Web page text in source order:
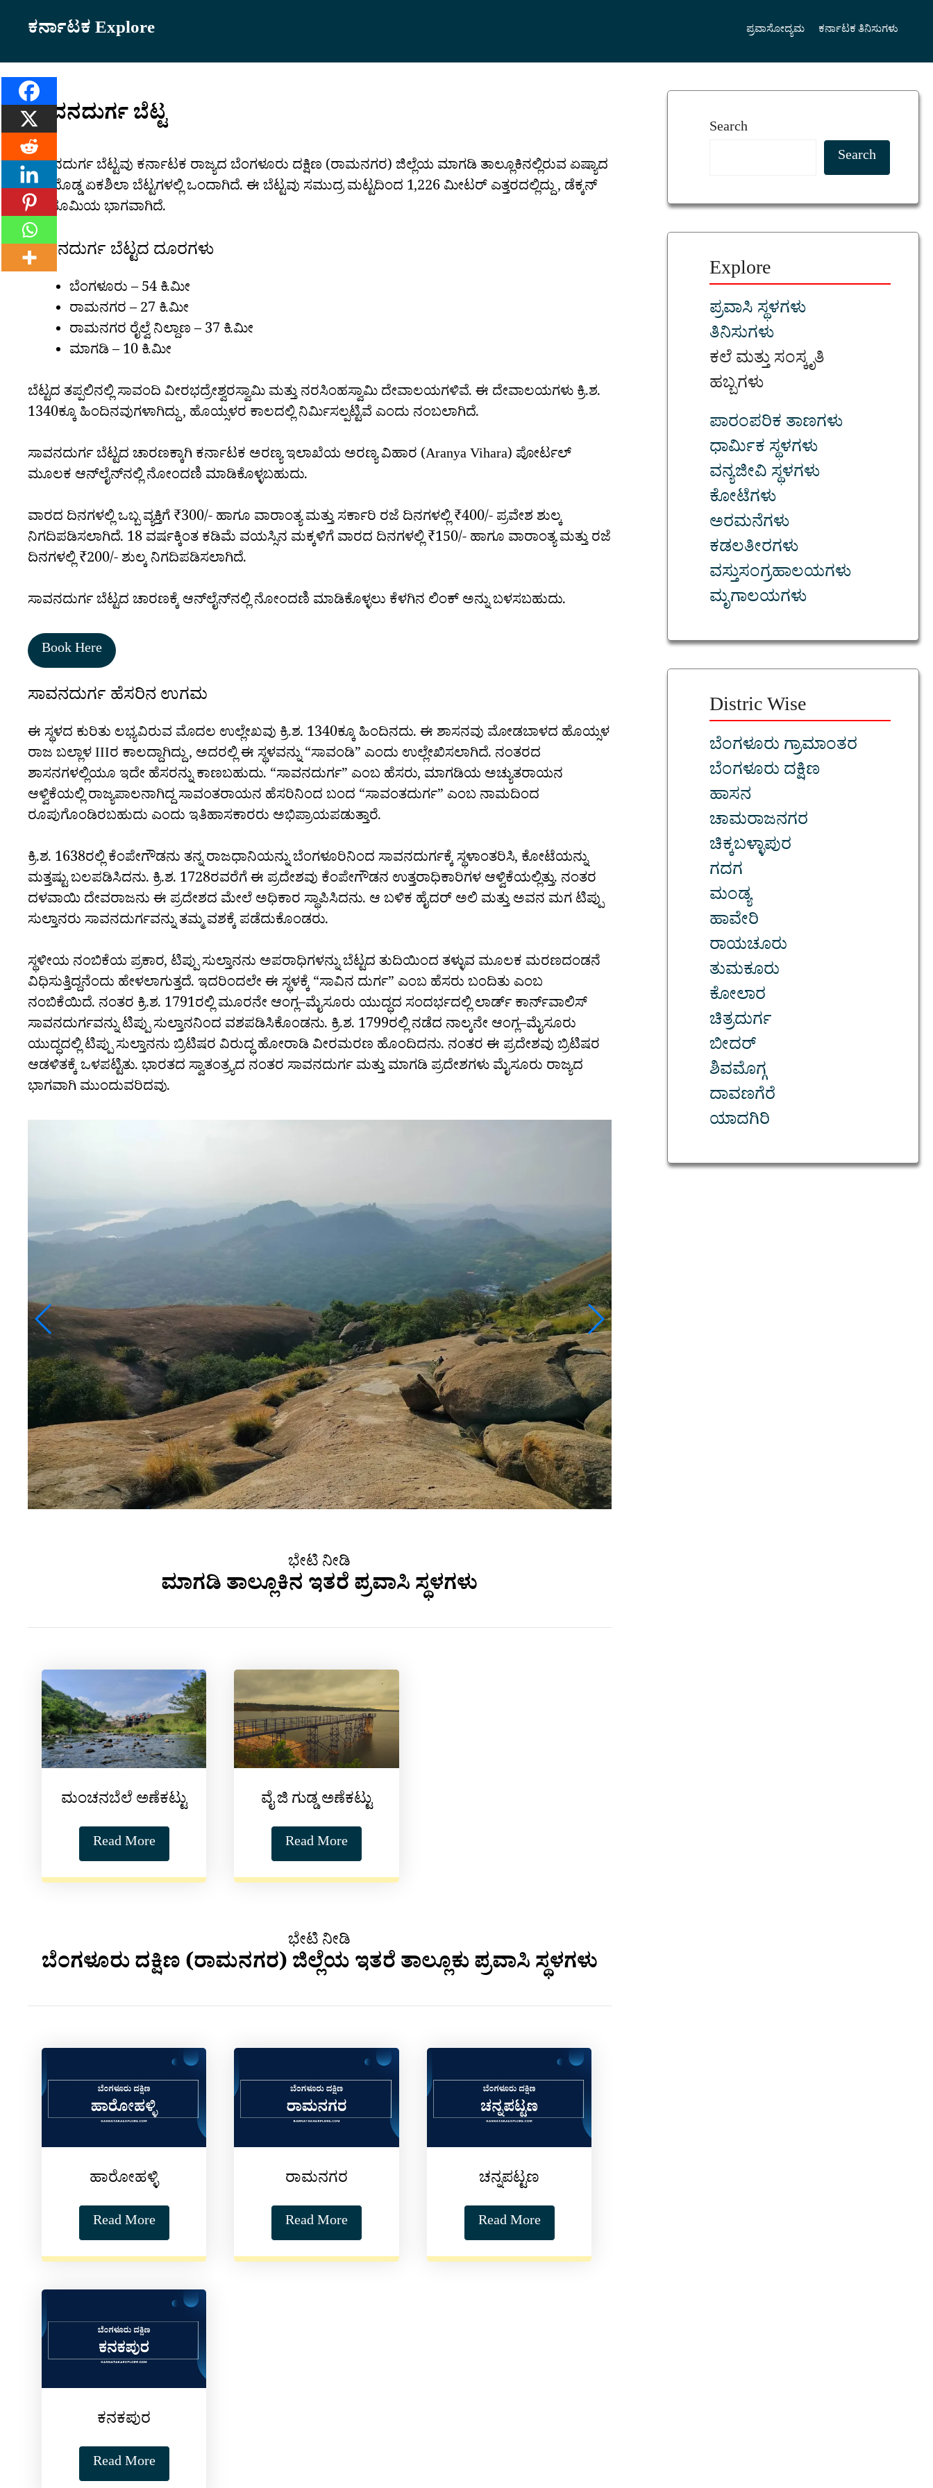
ಕರ್ನಾಟಕ Explore ಪ್ರವಾಸೋದ್ಯಮ ಕರ್ನಾಟಕ ತಿನಿಸುಗಳು
ಸಾವನದುರ್ಗ ಬೆಟ್ಟ
ಸಾವನದುರ್ಗ ಬೆಟ್ಟವು ಕರ್ನಾಟಕ ರಾಜ್ಯದ ಬೆಂಗಳೂರು ದಕ್ಷಿಣ (ರಾಮನಗರ) ಜಿಲ್ಲೆಯ ಮಾಗಡಿ ತಾಲ್ಲೂಕಿನಲ್ಲಿರುವ ಏಷ್ಯಾದ
ಅತಿ ದೊಡ್ಡ ಏಕಶಿಲಾ ಬೆಟ್ಟಗಳಲ್ಲಿ ಒಂದಾಗಿದೆ. ಈ ಬೆಟ್ಟವು ಸಮುದ್ರ ಮಟ್ಟದಿಂದ 1,226 ಮೀಟರ್ ಎತ್ತರದಲ್ಲಿದ್ದು, ಡೆಕ್ಕನ್
ಪ್ರಸ್ಥಭೂಮಿಯ ಭಾಗವಾಗಿದೆ.
ಸಾವನದುರ್ಗ ಬೆಟ್ಟದ ದೂರಗಳು
ಬೆಂಗಳೂರು – 54 ಕಿ.ಮೀ
ರಾಮನಗರ – 27 ಕಿ.ಮೀ
ರಾಮನಗರ ರೈಲ್ವೆ ನಿಲ್ದಾಣ – 37 ಕಿ.ಮೀ
ಮಾಗಡಿ – 10 ಕಿ.ಮೀ
ಬೆಟ್ಟದ ತಪ್ಪಲಿನಲ್ಲಿ ಸಾವಂದಿ ವೀರಭದ್ರೇಶ್ವರಸ್ವಾಮಿ ಮತ್ತು ನರಸಿಂಹಸ್ವಾಮಿ ದೇವಾಲಯಗಳಿವೆ. ಈ ದೇವಾಲಯಗಳು ಕ್ರಿ.ಶ.
1340ಕ್ಕೂ ಹಿಂದಿನವುಗಳಾಗಿದ್ದು, ಹೊಯ್ಸಳರ ಕಾಲದಲ್ಲಿ ನಿರ್ಮಿಸಲ್ಪಟ್ಟಿವೆ ಎಂದು ನಂಬಲಾಗಿದೆ.
ಸಾವನದುರ್ಗ ಬೆಟ್ಟದ ಚಾರಣಕ್ಕಾಗಿ ಕರ್ನಾಟಕ ಅರಣ್ಯ ಇಲಾಖೆಯ ಅರಣ್ಯ ವಿಹಾರ (Aranya Vihara) ಪೋರ್ಟಲ್
ಮೂಲಕ ಆನ್‌ಲೈನ್‌ನಲ್ಲಿ ನೋಂದಣಿ ಮಾಡಿಕೊಳ್ಳಬಹುದು.
ವಾರದ ದಿನಗಳಲ್ಲಿ ಒಬ್ಬ ವ್ಯಕ್ತಿಗೆ ₹300/- ಹಾಗೂ ವಾರಾಂತ್ಯ ಮತ್ತು ಸರ್ಕಾರಿ ರಜೆ ದಿನಗಳಲ್ಲಿ ₹400/- ಪ್ರವೇಶ ಶುಲ್ಕ
ನಿಗದಿಪಡಿಸಲಾಗಿದೆ. 18 ವರ್ಷಕ್ಕಿಂತ ಕಡಿಮೆ ವಯಸ್ಸಿನ ಮಕ್ಕಳಿಗೆ ವಾರದ ದಿನಗಳಲ್ಲಿ ₹150/- ಹಾಗೂ ವಾರಾಂತ್ಯ ಮತ್ತು ರಜೆ
ದಿನಗಳಲ್ಲಿ ₹200/- ಶುಲ್ಕ ನಿಗದಿಪಡಿಸಲಾಗಿದೆ.
ಸಾವನದುರ್ಗ ಬೆಟ್ಟದ ಚಾರಣಕ್ಕೆ ಆನ್‌ಲೈನ್‌ನಲ್ಲಿ ನೋಂದಣಿ ಮಾಡಿಕೊಳ್ಳಲು ಕೆಳಗಿನ ಲಿಂಕ್ ಅನ್ನು ಬಳಸಬಹುದು.
Book Here
ಸಾವನದುರ್ಗ ಹೆಸರಿನ ಉಗಮ
ಈ ಸ್ಥಳದ ಕುರಿತು ಲಭ್ಯವಿರುವ ಮೊದಲ ಉಲ್ಲೇಖವು ಕ್ರಿ.ಶ. 1340ಕ್ಕೂ ಹಿಂದಿನದು. ಈ ಶಾಸನವು ಮೋಡಬಾಳದ ಹೊಯ್ಸಳ
ರಾಜ ಬಲ್ಲಾಳ IIIರ ಕಾಲದ್ದಾಗಿದ್ದು, ಅದರಲ್ಲಿ ಈ ಸ್ಥಳವನ್ನು “ಸಾವಂಡಿ” ಎಂದು ಉಲ್ಲೇಖಿಸಲಾಗಿದೆ. ನಂತರದ
ಶಾಸನಗಳಲ್ಲಿಯೂ ಇದೇ ಹೆಸರನ್ನು ಕಾಣಬಹುದು. “ಸಾವನದುರ್ಗ” ಎಂಬ ಹೆಸರು, ಮಾಗಡಿಯ ಅಚ್ಯುತರಾಯನ
ಆಳ್ವಿಕೆಯಲ್ಲಿ ರಾಜ್ಯಪಾಲನಾಗಿದ್ದ ಸಾವಂತರಾಯನ ಹೆಸರಿನಿಂದ ಬಂದ “ಸಾವಂತದುರ್ಗ” ಎಂಬ ನಾಮದಿಂದ
ರೂಪುಗೊಂಡಿರಬಹುದು ಎಂದು ಇತಿಹಾಸಕಾರರು ಅಭಿಪ್ರಾಯಪಡುತ್ತಾರೆ.
ಕ್ರಿ.ಶ. 1638ರಲ್ಲಿ ಕೆಂಪೇಗೌಡನು ತನ್ನ ರಾಜಧಾನಿಯನ್ನು ಬೆಂಗಳೂರಿನಿಂದ ಸಾವನದುರ್ಗಕ್ಕೆ ಸ್ಥಳಾಂತರಿಸಿ, ಕೋಟೆಯನ್ನು
ಮತ್ತಷ್ಟು ಬಲಪಡಿಸಿದನು. ಕ್ರಿ.ಶ. 1728ರವರೆಗೆ ಈ ಪ್ರದೇಶವು ಕೆಂಪೇಗೌಡನ ಉತ್ತರಾಧಿಕಾರಿಗಳ ಆಳ್ವಿಕೆಯಲ್ಲಿತ್ತು. ನಂತರ
ದಳವಾಯಿ ದೇವರಾಜನು ಈ ಪ್ರದೇಶದ ಮೇಲೆ ಅಧಿಕಾರ ಸ್ಥಾಪಿಸಿದನು. ಆ ಬಳಿಕ ಹೈದರ್ ಅಲಿ ಮತ್ತು ಅವನ ಮಗ ಟಿಪ್ಪು
ಸುಲ್ತಾನರು ಸಾವನದುರ್ಗವನ್ನು ತಮ್ಮ ವಶಕ್ಕೆ ಪಡೆದುಕೊಂಡರು.
ಸ್ಥಳೀಯ ನಂಬಿಕೆಯ ಪ್ರಕಾರ, ಟಿಪ್ಪು ಸುಲ್ತಾನನು ಅಪರಾಧಿಗಳನ್ನು ಬೆಟ್ಟದ ತುದಿಯಿಂದ ತಳ್ಳುವ ಮೂಲಕ ಮರಣದಂಡನೆ
ವಿಧಿಸುತ್ತಿದ್ದನೆಂದು ಹೇಳಲಾಗುತ್ತದೆ. ಇದರಿಂದಲೇ ಈ ಸ್ಥಳಕ್ಕೆ “ಸಾವಿನ ದುರ್ಗ” ಎಂಬ ಹೆಸರು ಬಂದಿತು ಎಂಬ
ನಂಬಿಕೆಯಿದೆ. ನಂತರ ಕ್ರಿ.ಶ. 1791ರಲ್ಲಿ ಮೂರನೇ ಆಂಗ್ಲ–ಮೈಸೂರು ಯುದ್ಧದ ಸಂದರ್ಭದಲ್ಲಿ ಲಾರ್ಡ್ ಕಾರ್ನ್‌ವಾಲಿಸ್
ಸಾವನದುರ್ಗವನ್ನು ಟಿಪ್ಪು ಸುಲ್ತಾನನಿಂದ ವಶಪಡಿಸಿಕೊಂಡನು. ಕ್ರಿ.ಶ. 1799ರಲ್ಲಿ ನಡೆದ ನಾಲ್ಕನೇ ಆಂಗ್ಲ–ಮೈಸೂರು
ಯುದ್ಧದಲ್ಲಿ ಟಿಪ್ಪು ಸುಲ್ತಾನನು ಬ್ರಿಟಿಷರ ವಿರುದ್ಧ ಹೋರಾಡಿ ವೀರಮರಣ ಹೊಂದಿದನು. ನಂತರ ಈ ಪ್ರದೇಶವು ಬ್ರಿಟಿಷರ
ಆಡಳಿತಕ್ಕೆ ಒಳಪಟ್ಟಿತು. ಭಾರತದ ಸ್ವಾತಂತ್ರ್ಯದ ನಂತರ ಸಾವನದುರ್ಗ ಮತ್ತು ಮಾಗಡಿ ಪ್ರದೇಶಗಳು ಮೈಸೂರು ರಾಜ್ಯದ
ಭಾಗವಾಗಿ ಮುಂದುವರಿದವು.
ಭೇಟಿ ನೀಡಿ
ಮಾಗಡಿ ತಾಲ್ಲೂಕಿನ ಇತರೆ ಪ್ರವಾಸಿ ಸ್ಥಳಗಳು
ಮಂಚನಬೆಲೆ ಅಣೆಕಟ್ಟು
Read More
ವೈ ಜಿ ಗುಡ್ಡ ಅಣೆಕಟ್ಟು
Read More
ಭೇಟಿ ನೀಡಿ
ಬೆಂಗಳೂರು ದಕ್ಷಿಣ (ರಾಮನಗರ) ಜಿಲ್ಲೆಯ ಇತರೆ ತಾಲ್ಲೂಕು ಪ್ರವಾಸಿ ಸ್ಥಳಗಳು
ಹಾರೋಹಳ್ಳಿ
Read More
ರಾಮನಗರ
Read More
ಚನ್ನಪಟ್ಟಣ
Read More
ಕನಕಪುರ
Read More
Search
Search
Explore
ಪ್ರವಾಸಿ ಸ್ಥಳಗಳು
ತಿನಿಸುಗಳು
ಕಲೆ ಮತ್ತು ಸಂಸ್ಕೃತಿ
ಹಬ್ಬಗಳು
ಪಾರಂಪರಿಕ ತಾಣಗಳು
ಧಾರ್ಮಿಕ ಸ್ಥಳಗಳು
ವನ್ಯಜೀವಿ ಸ್ಥಳಗಳು
ಕೋಟೆಗಳು
ಅರಮನೆಗಳು
ಕಡಲತೀರಗಳು
ವಸ್ತುಸಂಗ್ರಹಾಲಯಗಳು
ಮೃಗಾಲಯಗಳು
Distric Wise
ಬೆಂಗಳೂರು ಗ್ರಾಮಾಂತರ
ಬೆಂಗಳೂರು ದಕ್ಷಿಣ
ಹಾಸನ
ಚಾಮರಾಜನಗರ
ಚಿಕ್ಕಬಳ್ಳಾಪುರ
ಗದಗ
ಮಂಡ್ಯ
ಹಾವೇರಿ
ರಾಯಚೂರು
ತುಮಕೂರು
ಕೋಲಾರ
ಚಿತ್ರದುರ್ಗ
ಬೀದರ್
ಶಿವಮೊಗ್ಗ
ದಾವಣಗೆರೆ
ಯಾದಗಿರಿ